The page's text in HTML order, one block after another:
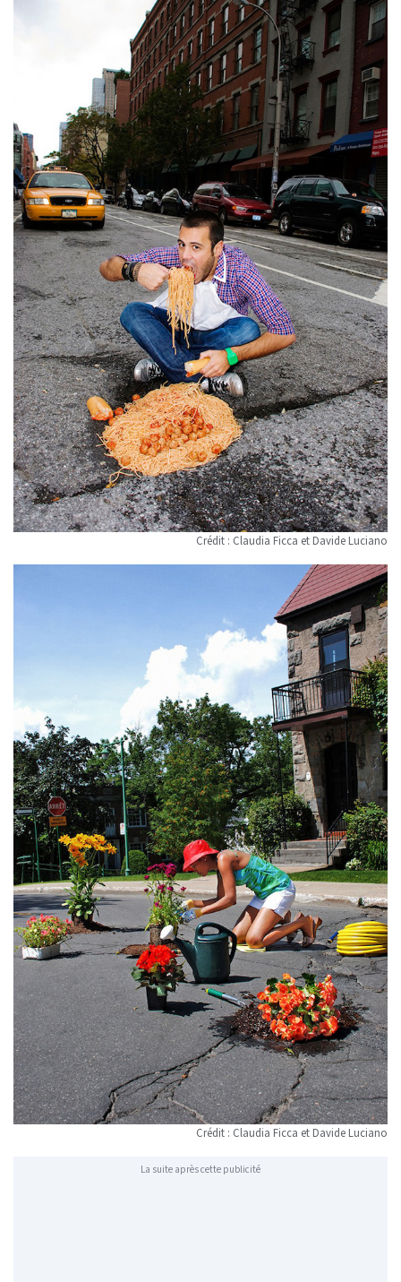
Crédit : Claudia Ficca et Davide Luciano
Crédit : Claudia Ficca et Davide Luciano
La suite après cette publicité